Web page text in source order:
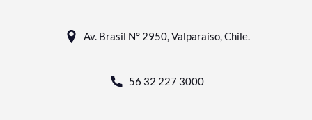
Av. Brasil N° 2950, Valparaíso, Chile.
56 32 227 3000